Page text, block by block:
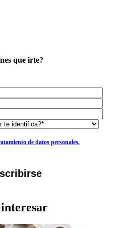
que irte?
de datos personales.